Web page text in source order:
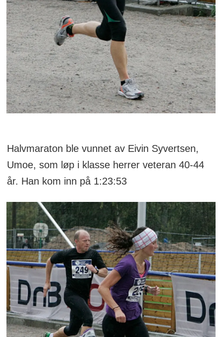
Halvmaraton ble vunnet av Eivin Syvertsen,
Umoe, som løp i klasse herrer veteran 40-44
år. Han kom inn på 1:23:53